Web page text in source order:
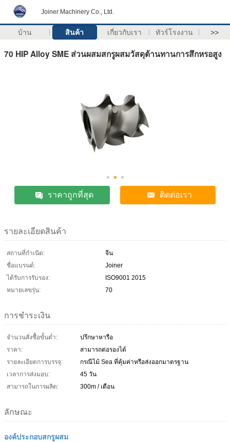
Joiner Machinery Co., Ltd.
บ้าน สินค้า เกี่ยวกับเรา ทัวร์โรงงาน >>
70 HIP Alloy SME ส่วนผสมสกรูผสมวัสดุต้านทานการสึกหรอสูง
ราคาถูกที่สุด ติดต่อเรา
รายละเอียดสินค้า
สถานที่กำเนิด:
จีน
ชื่อแบรนด์:
Joiner
ได้รับการรับรอง:
ISO9001 2015
หมายเลขรุ่น:
70
การชำระเงิน
จำนวนสั่งซื้อขั้นต่ำ:
ปรึกษาหารือ
ราคา:
สามารถต่อรองได้
รายละเอียดการบรรจุ:
กรณีไม้ Sea ที่คุ้มค่าหรือส่งออกมาตรฐาน
เวลาการส่งมอบ:
45 วัน
สามารถในการผลิต:
300m / เดือน
ลักษณะ
องค์ประกอบสกรูผสม